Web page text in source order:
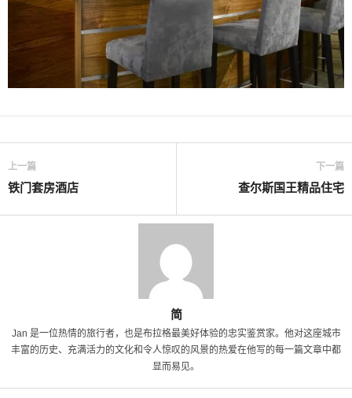
上一篇
铁门套房酒店
下一篇
查尔斯国王精品住宅
简
Jan 是一位热情的旅行者，也是布拉格最美好体验的忠实鉴赏家。他对这座城市
丰富的历史、充满活力的文化和令人惊叹的风景的热爱在他写的每一篇文章中都
显而易见。